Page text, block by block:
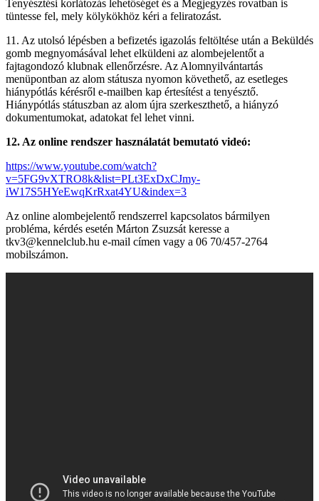
Tenyésztési korlátozás lehetőséget és a Megjegyzés rovatban is
tüntesse fel, mely kölykökhöz kéri a feliratozást.
11. Az utolsó lépésben a befizetés igazolás feltöltése után a Beküldés
gomb megnyomásával lehet elküldeni az alombejelentőt a
fajtagondozó klubnak ellenőrzésre. Az Alomnyilvántartás
menüpontban az alom státusza nyomon követhető, az esetleges
hiánypótlás kérésről e-mailben kap értesítést a tenyésztő.
Hiánypótlás státuszban az alom újra szerkeszthető, a hiányzó
dokumentumokat, adatokat fel lehet vinni.
12. Az online rendszer használatát bemutató videó:
https://www.youtube.com/watch?
v=5FG9vXTRO8k&list=PLt3ExDxCJmy-
iW17S5HYeEwqKrRxat4YU&index=3
Az online alombejelentő rendszerrel kapcsolatos bármilyen
probléma, kérdés esetén Márton Zsuzsát keresse a
tkv3@kennelclub.hu e-mail címen vagy a 06 70/457-2764
mobilszámon.